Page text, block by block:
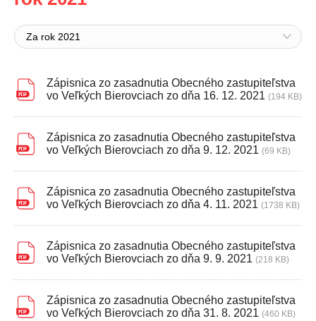
Za rok 2021
Zápisnica zo zasadnutia Obecného zastupiteľstva
vo Veľkých Bierovciach zo dňa 16. 12. 2021 (194 KB)
Zápisnica zo zasadnutia Obecného zastupiteľstva
vo Veľkých Bierovciach zo dňa 9. 12. 2021 (69 KB)
Zápisnica zo zasadnutia Obecného zastupiteľstva
vo Veľkých Bierovciach zo dňa 4. 11. 2021 (1738 KB)
Zápisnica zo zasadnutia Obecného zastupiteľstva
vo Veľkých Bierovciach zo dňa 9. 9. 2021 (218 KB)
Zápisnica zo zasadnutia Obecného zastupiteľstva
vo Veľkých Bierovciach zo dňa 31. 8. 2021 (460 KB)